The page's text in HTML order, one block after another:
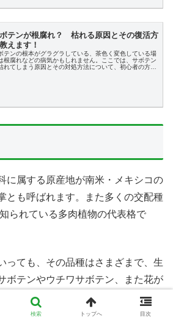
テンが根腐れ？ 枯れる原因とその復活方
えます！
テンの根本がグラグラしている、茶色く変色している場
根腐れなどの病気かもしれません。ここでは、サボテン
れてしまう原因とその対処方法について、初心者の方に
に属する原産地が南米・メキシコの
とも呼ばれます。また多くの交配種
られている多肉植物の代表格で
っても、その品種はさまざまで、生
ボテンやウチワサボテン、また花が
やマミラニアや紅小町など 、手に
サボテンがたくさんあります。
検索 トップへ 目次